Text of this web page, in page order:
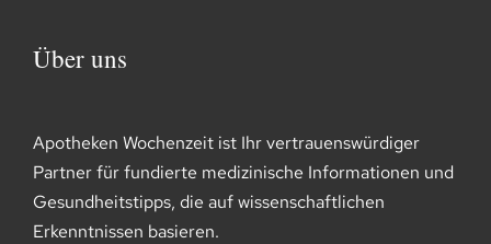
Über uns
Apotheken Wochenzeit ist Ihr vertrauenswürdiger
Partner für fundierte medizinische Informationen und
Gesundheitstipps, die auf wissenschaftlichen
Erkenntnissen basieren.